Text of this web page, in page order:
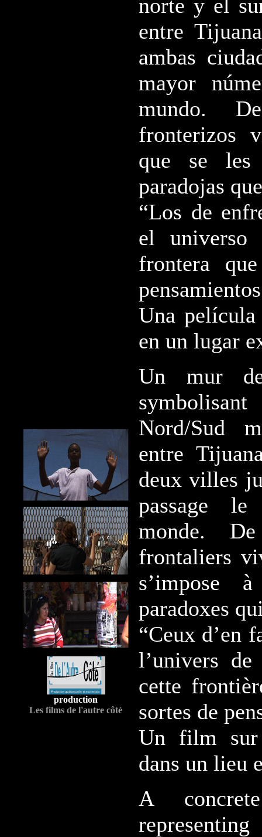
production
Les films de l'autre côté
norte y el
entre
ambas
mayor
mundo.
fronterizos
que se
paradojas
“Los de
el universo
frontera
Una película
en un lugar
Un mur
Nord/Sud
entre
deux villes
passage
monde.
frontaliers
s’impose
paradoxes
“Ceux d’en
l’univers
cette
sortes de
Un film sur
dans un lieu
A